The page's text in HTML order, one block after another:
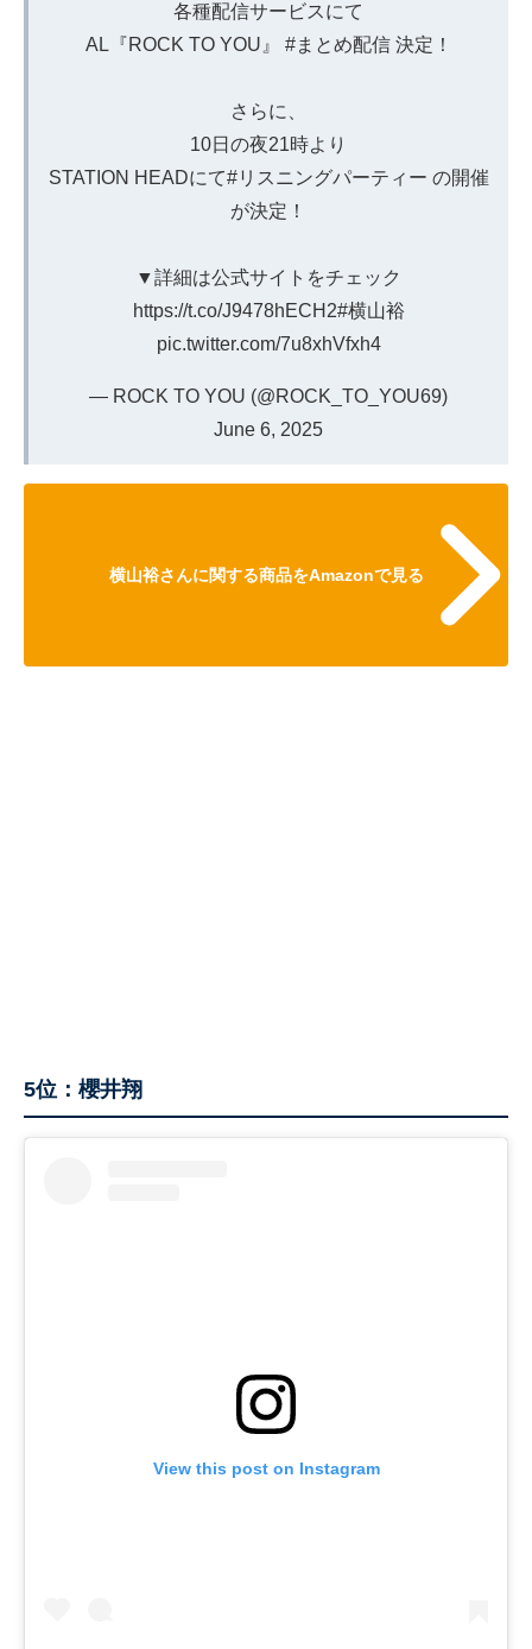
各種配信サービスにて
AL『ROCK TO YOU』 #まとめ配信決定！
さらに、
10日の夜21時より
STATION HEADにて#リスニングパーティー の開催
が決定！
▼詳細は公式サイトをチェック
https://t.co/J9478hECH2#横山裕
pic.twitter.com/7u8xhVfxh4
— ROCK TO YOU (@ROCK_TO_YOU69)
June 6, 2025
横山裕さんに関する商品をAmazonで見る
5位：櫻井翔
View this post on Instagram